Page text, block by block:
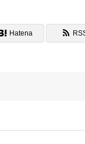
Hatena